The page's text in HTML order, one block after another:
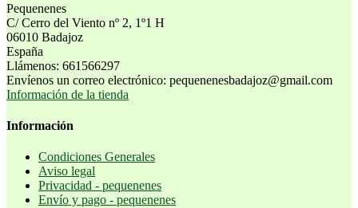
Pequenenes
C/ Cerro del Viento nº 2, 1º1 H
06010 Badajoz
España
Llámenos: 661566297
Envíenos un correo electrónico: pequenenesbadajoz@gmail.com
Información de la tienda
Información
Condiciones Generales
Aviso legal
Privacidad - pequenenes
Envío y pago - pequenenes